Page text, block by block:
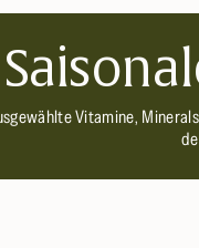
K
a
t
Vitamine,